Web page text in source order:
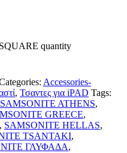
quantity
Accessories-
, Τσαντες για iPAD Tags:
SAMSONITE ATHENS,
GREECE,
, SAMSONITE HELLAS,
TSANTAKI,
ΓΛΥΦΑΔΑ,